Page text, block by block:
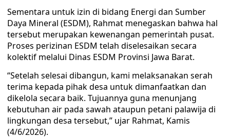
Sementara untuk izin di bidang Energi dan Sumber
Daya Mineral (ESDM), Rahmat menegaskan bahwa hal
tersebut merupakan kewenangan pemerintah pusat.
Proses perizinan ESDM telah diselesaikan secara
kolektif melalui Dinas ESDM Provinsi Jawa Barat.
“Setelah selesai dibangun, kami melaksanakan serah
terima kepada pihak desa untuk dimanfaatkan dan
dikelola secara baik. Tujuannya guna menunjang
kebutuhan air pada sawah ataupun petani palawija di
lingkungan desa tersebut,” ujar Rahmat, Kamis
(4/6/2026).